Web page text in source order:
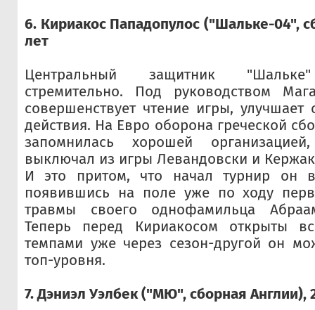
6. Кириакос Пападопулос ("Шальке-04",
лет
Центральный защитник "Шальке"
стремительно. Под руководством
совершенствует чтение игры,
действия. На Евро оборона греческой
запомнилась хорошей
выключал из игры Левандовски и
И это притом, что начал турнир он
появившись на поле уже по ходу
травмы своего однофамильца
Теперь перед Кириакосом открыты
темпами уже через сезон-другой он
топ-уровня.
7. Дэниэл Уэлбек ("МЮ", сборная Англии),